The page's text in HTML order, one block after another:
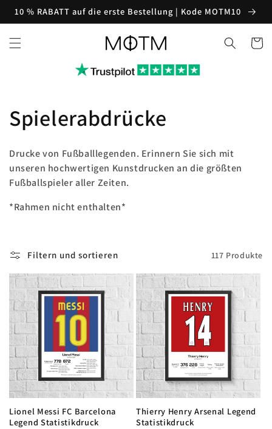
zum
Inhalt
10 % RABATT auf die erste Bestellung | Kode MOTM10
K
a
t
e
o
r
i
e
:
Spielerabdrücke
Drucke von Fußballlegenden. Erinnern Sie sich mit
unseren hochwertigen Kunstdrucken an die größten
Fußballspieler aller Zeiten.
*Rahmen nicht enthalten*
Filtern und sortieren 117 Produkte
Lionel Messi FC Barcelona
Legend Statistikdruck
Thierry Henry Arsenal Legend
Statistikdruck